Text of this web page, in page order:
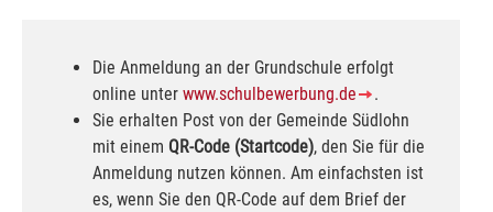
Die Anmeldung an der Grundschule erfolgt
online unter www.schulbewerbung.de
.
Sie erhalten Post von der Gemeinde Südlohn
mit einem QR-Code (Startcode), den Sie für die
Anmeldung nutzen können. Am einfachsten ist
es, wenn Sie den QR-Code auf dem Brief der